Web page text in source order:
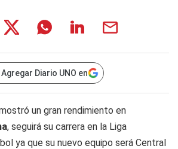
Agregar Diario UNO en
un gran rendimiento en
, seguirá su carrera en la Liga
ya que su nuevo equipo será Central